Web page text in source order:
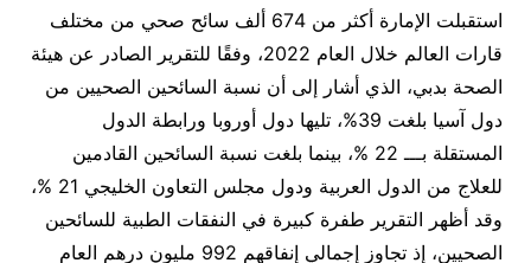
استقبلت الإمارة أكثر من 674 ألف سائح صحي من مختلف
قارات العالم خلال العام 2022، وفقًا للتقرير الصادر عن هيئة
الصحة بدبي، الذي أشار إلى أن نسبة السائحين الصحيين من
دول آسيا بلغت 39%، تليها دول أوروبا ورابطة الدول
المستقلة بـــ 22 %، بينما بلغت نسبة السائحين القادمين
للعلاج من الدول العربية ودول مجلس التعاون الخليجي 21 %،
وقد أظهر التقرير طفرة كبيرة في النفقات الطبية للسائحين
الصحيين، إذ تجاوز إجمالي إنفاقهم 992 مليون درهم العام